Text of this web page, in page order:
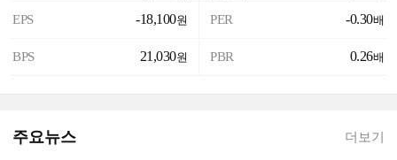
EPS -18,100원
BPS 21,030원
PER -0.30배
PBR 0.26배
주요뉴스 더보기